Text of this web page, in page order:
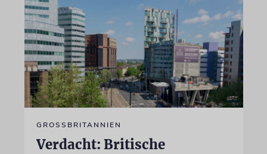
GROSSBRITANNIEN
Verdacht: Britische